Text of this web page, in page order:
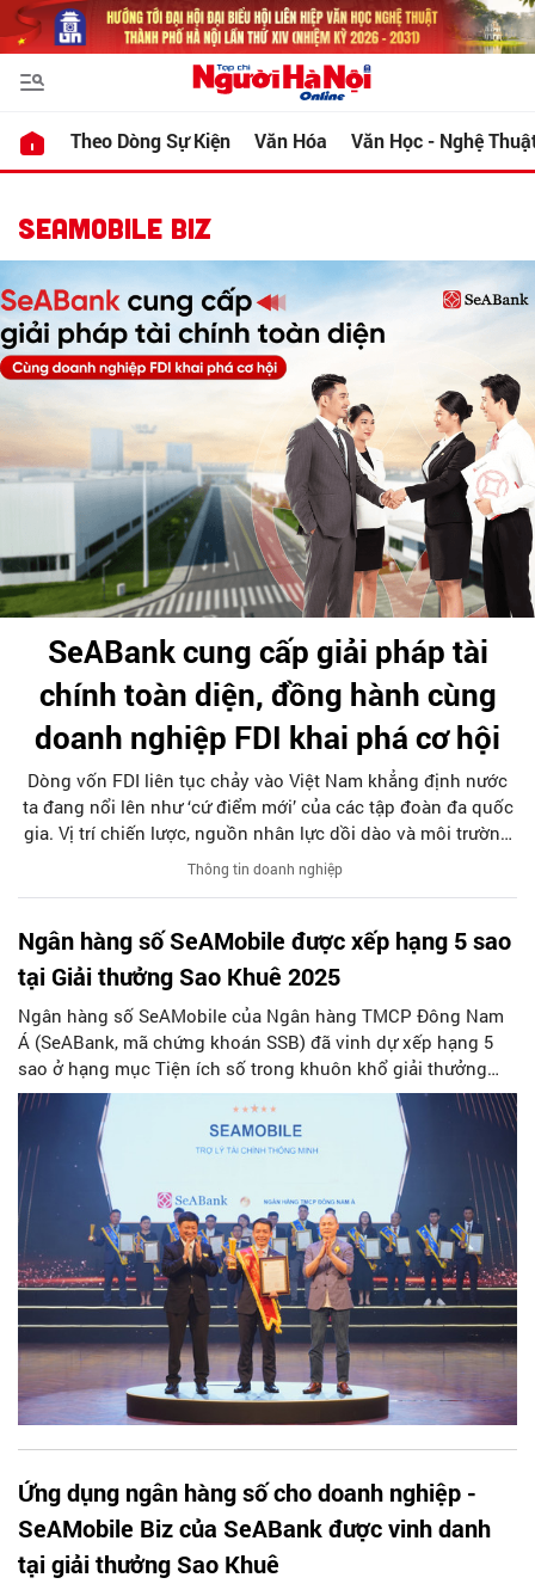
Theo Dòng Sự Kiện Văn Hóa Văn Học - Nghệ
SEAMOBILE BIZ
SeABank cung cấp giải pháp tài
chính toàn diện, đồng hành cùng
doanh nghiệp FDI khai phá cơ hội
Dòng vốn FDI liên tục chảy vào Việt Nam khẳng định nước
ta đang nổi lên như ‘cứ điểm mới’ của các tập đoàn đa quốc
gia. Vị trí chiến lược, nguồn nhân lực dồi dào và môi trường
tài chính cởi mở tiếp tục tạo lợi thế thu hút mạnh mẽ các
nhà đầu tư quốc tế.
Thông tin doanh nghiệp
Ngân hàng số SeAMobile được xếp hạng 5 sao
tại Giải thưởng Sao Khuê 2025
Ngân hàng số SeAMobile của Ngân hàng TMCP Đông Nam
Á (SeABank, mã chứng khoán SSB) đã vinh dự xếp hạng 5
sao ở hạng mục Tiện ích số trong khuôn khổ giải thưởng
Sao Khuê 2025 do Hiệp hội Phần mềm và Dịch vụ Công
nghệ thông tin Việt Nam (VINASA) tổ chức. Đây là thành quả
cho những nỗ lực của Ngân hàng trong việc đầu tư xây
dựng hạ tầng, ứng dụng công nghệ mang đến cho khách
hàng trải nghiệm khác biệt về dịch vụ ngân hàng số.
Ứng dụng ngân hàng số cho doanh nghiệp -
SeAMobile Biz của SeABank được vinh danh
tại giải thưởng Sao Khuê